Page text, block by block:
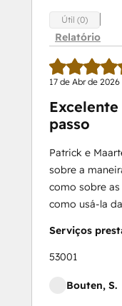
Útil (0)
Relatório
17 de Abr de 2026
passo
Patrick e
sobre a
como sobre
como usá-la
Serviços
53001
Bouten, S.